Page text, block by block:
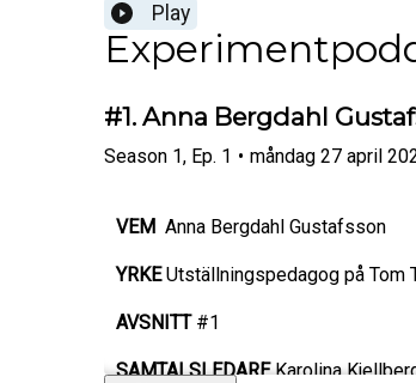
Play
#1. Anna Bergdahl
Season 1, Ep. 1 • måndag 27 april
VEM Anna Bergdahl Gustafsson
YRKEUtställningspedagog på Tom
AVSNITT #1
SAMTALSLEDAREKarolina